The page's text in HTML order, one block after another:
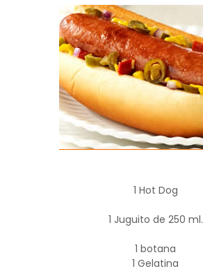
1 Hot Dog
1 Juguito de 250 ml.
1 botana
1 Gelatina